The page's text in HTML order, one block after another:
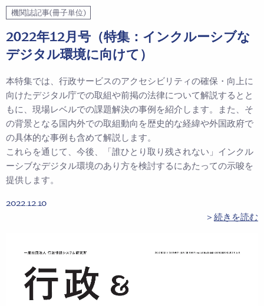
機関誌記事(冊子単位)
2022年12月号（特集：インクルーシブな
デジタル環境に向けて）
本特集では、行政サービスのアクセシビリティの確保・向上に
向けたデジタル庁での取組や前掲の法律について解説するとと
もに、現場レベルでの課題解決の事例を紹介します。また、そ
の背景となる国内外での取組動向を歴史的な経緯や外国政府で
の具体的な事例も含めて解説します。
これらを通じて、今後、「誰ひとり取り残されない」インクル
ーシブなデジタル環境のあり方を検討するにあたっての示唆を
提供します。
2022.12.10
＞ 続きを読む